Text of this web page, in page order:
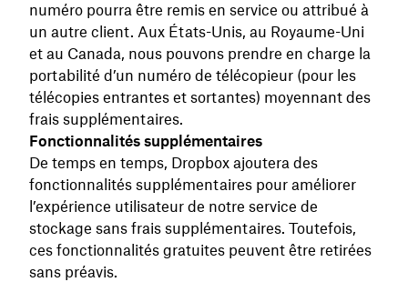
numéro pourra être remis en service ou attribué à
un autre client. Aux États-Unis, au Royaume-Uni
et au Canada, nous pouvons prendre en charge la
portabilité d’un numéro de télécopieur (pour les
télécopies entrantes et sortantes) moyennant des
frais supplémentaires.
Fonctionnalités supplémentaires
De temps en temps, Dropbox ajoutera des
fonctionnalités supplémentaires pour améliorer
l’expérience utilisateur de notre service de
stockage sans frais supplémentaires. Toutefois,
ces fonctionnalités gratuites peuvent être retirées
sans préavis.